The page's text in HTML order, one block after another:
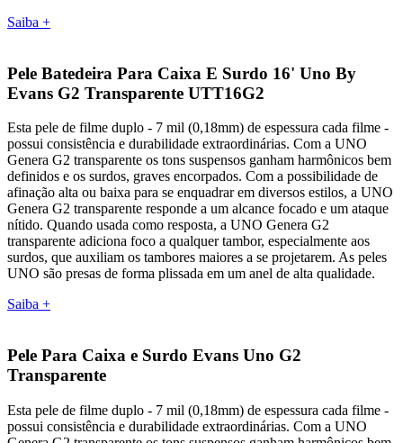
Saiba +
Pele Batedeira Para Caixa E Surdo 16' Uno By
Evans G2 Transparente UTT16G2
Esta pele de filme duplo - 7 mil (0,18mm) de espessura cada filme -
possui consistência e durabilidade extraordinárias. Com a UNO
Genera G2 transparente os tons suspensos ganham harmônicos bem
definidos e os surdos, graves encorpados. Com a possibilidade de
afinação alta ou baixa para se enquadrar em diversos estilos, a UNO
Genera G2 transparente responde a um alcance focado e um ataque
nítido. Quando usada como resposta, a UNO Genera G2
transparente adiciona foco a qualquer tambor, especialmente aos
surdos, que auxiliam os tambores maiores a se projetarem. As peles
UNO são presas de forma plissada em um anel de alta qualidade.
Saiba +
Pele Para Caixa e Surdo Evans Uno G2
Transparente
Esta pele de filme duplo - 7 mil (0,18mm) de espessura cada filme -
possui consistência e durabilidade extraordinárias. Com a UNO